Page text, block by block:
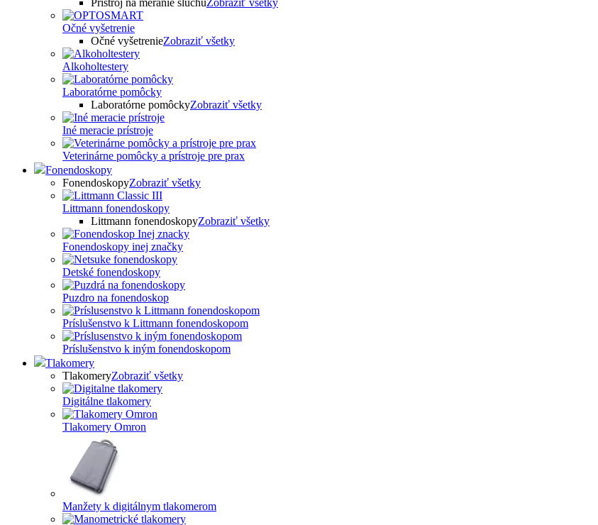
Prístroj na meranie sluchuZobraziť všetky
Očné vyšetrenie
Očné vyšetrenieZobraziť všetky
Alkoholtestery
Laboratórne pomôcky
Laboratórne pomôckyZobraziť všetky
Iné meracie prístroje
Veterinárne pomôcky a prístroje pre prax
Fonendoskopy
FonendoskopyZobraziť všetky
Littmann fonendoskopy
Littmann fonendoskopyZobraziť všetky
Fonendoskopy inej značky
Detské fonendoskopy
Puzdro na fonendoskop
Príslušenstvo k Littmann fonendoskopom
Príslušenstvo k iným fonendoskopom
Tlakomery
TlakomeryZobraziť všetky
Digitálne tlakomery
Tlakomery Omron
Manžety k digitálnym tlakomerom